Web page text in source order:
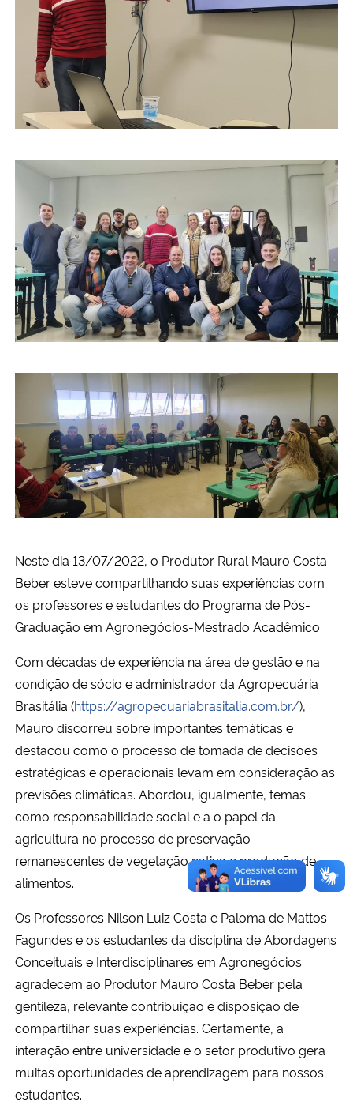
Secretaria-Geral
Secretaria de Governo
Gabinete de Segurança Institucional
Advocacia-Geral da União
Banco Central do Brasil
Planalto
Neste dia 13/07/2022, o Produtor Rural Mauro Costa
Beber esteve compartilhando suas experiências com
os professores e estudantes do Programa de Pós-
Graduação em Agronegócios-Mestrado Acadêmico.
Com décadas de experiência na área de gestão e na
condição de sócio e administrador da Agropecuária
Brasitália (https://agropecuariabrasitalia.com.br/),
Mauro discorreu sobre importantes temáticas e
destacou como o processo de tomada de decisões
estratégicas e operacionais levam em consideração as
previsões climáticas. Abordou, igualmente, temas
como responsabilidade social e a o papel da
agricultura no processo de preservação
remanescentes de vegetação nativa e produção de
alimentos.
Os Professores Nilson Luiz Costa e Paloma de Mattos
Fagundes e os estudantes da disciplina de Abordagens
Conceituais e Interdisciplinares em Agronegócios
agradecem ao Produtor Mauro Costa Beber pela
gentileza, relevante contribuição e disposição de
compartilhar suas experiências. Certamente, a
interação entre universidade e o setor produtivo gera
muitas oportunidades de aprendizagem para nossos
estudantes.